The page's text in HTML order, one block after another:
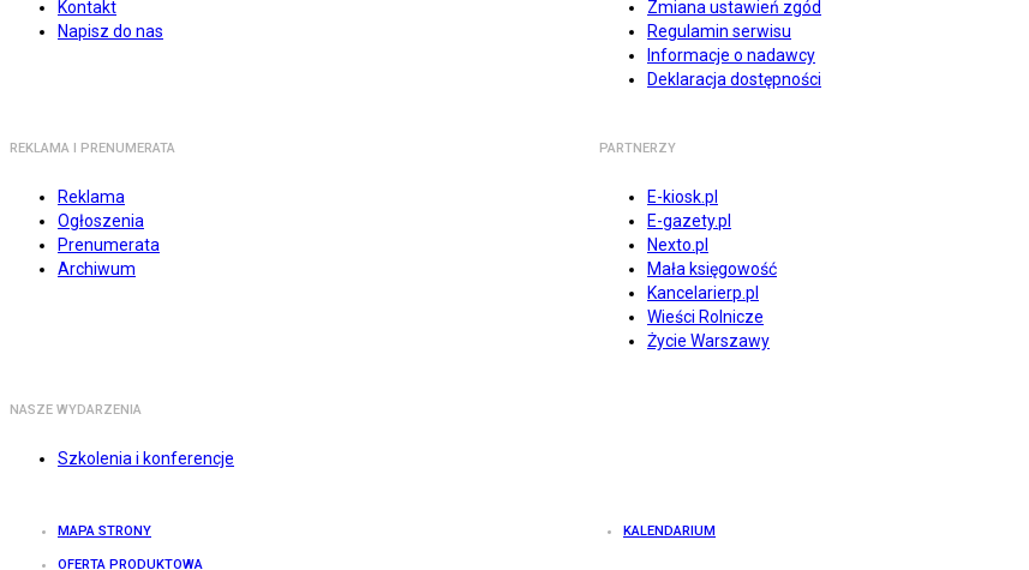
Kontakt
Napisz do nas
Zmiana ustawień zgód
Regulamin serwisu
Informacje o nadawcy
Deklaracja dostępności
REKLAMA I PRENUMERATA
Reklama
Ogłoszenia
Prenumerata
Archiwum
PARTNERZY
E-kiosk.pl
E-gazety.pl
Nexto.pl
Mała księgowość
Kancelarierp.pl
Wieści Rolnicze
Życie Warszawy
NASZE WYDARZENIA
Szkolenia i konferencje
MAPA STRONY KALENDARIUM
OFERTA PRODUKTOWA